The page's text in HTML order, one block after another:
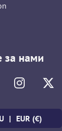
за нами
| EUR (€)